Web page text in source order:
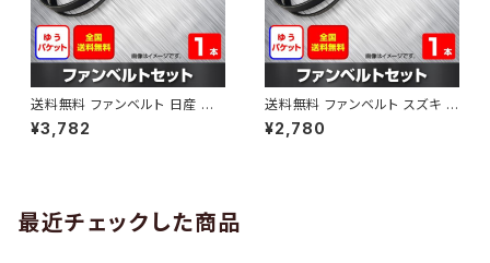
送料無料 ファンベルト 日産 キ
ューブ 型式Z12 H20.11～H24.
10 （国内トップメーカー） 1本 H
¥3,782
送料無料 ファンベルト スズキ ワ
ゴンR 型式MH34S H24.09～
H29.02 （国内トップメーカー）
¥2,780
最近チェックした商品